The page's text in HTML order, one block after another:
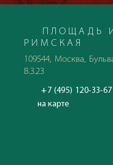
ПЛОЩАДЬ
РИМСКАЯ
109544, Москва,
В.3.23
+7 (495) 120-33-
на карте